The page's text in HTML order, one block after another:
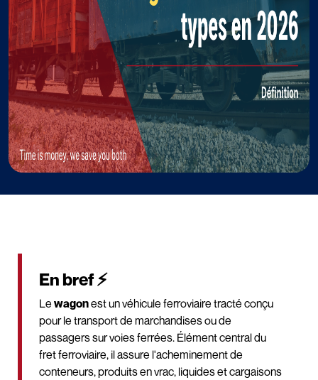
En bref ⚡
Le wagonest un véhicule ferroviaire tracté conçu
pour le transport de marchandises ou de
passagers sur voies ferrées. Élément central du
fret ferroviaire, il assure l'acheminement de
conteneurs, produits en vrac, liquides et cargaisons